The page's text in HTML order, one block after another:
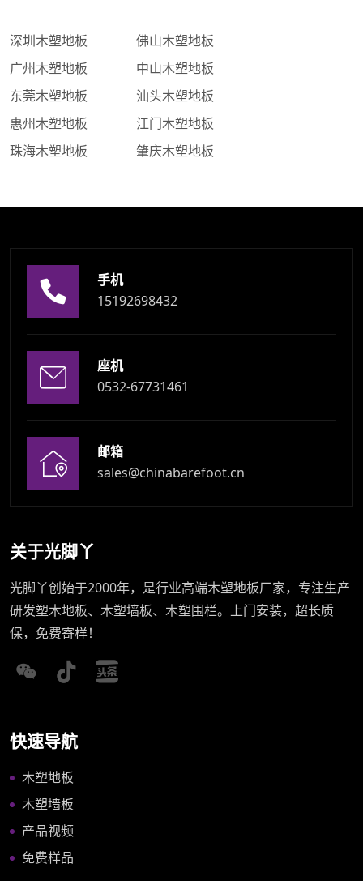
深圳木塑地板
佛山木塑地板
广州木塑地板
中山木塑地板
东莞木塑地板
汕头木塑地板
惠州木塑地板
江门木塑地板
珠海木塑地板
肇庆木塑地板
手机
15192698432
座机
0532-67731461
邮箱
sales@chinabarefoot.cn
关于光脚丫
光脚丫创始于2000年，是行业高端木塑地板厂家，专注生产
研发塑木地板、木塑墙板、木塑围栏。上门安装，超长质
保，免费寄样！
快速导航
木塑地板
木塑墙板
产品视频
免费样品